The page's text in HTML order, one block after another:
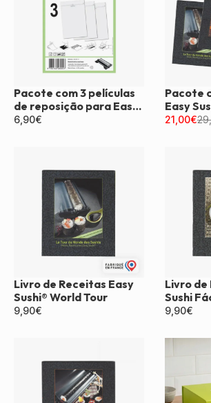
Pacote com 3 películas
de reposição para Easy
Sushi®
6,90€
Pacote
Easy
21,00€
Livro de Receitas Easy
Sushi® World Tour
9,90€
Livro de
Sushi
e Vegano
9,90€